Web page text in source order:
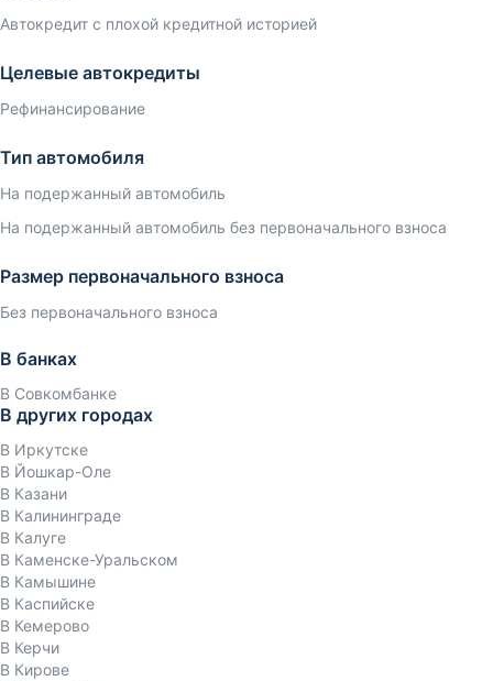
Автокредит с плохой кредитной историей
Целевые автокредиты
Рефинансирование
Тип автомобиля
На подержанный автомобиль
На подержанный автомобиль без первоначального взноса
Размер первоначального взноса
Без первоначального взноса
В банках
В Совкомбанке
В других городах
В Иркутске
В Йошкар-Оле
В Казани
В Калининграде
В Калуге
В Каменске-Уральском
В Камышине
В Каспийске
В Кемерово
В Керчи
В Кирове